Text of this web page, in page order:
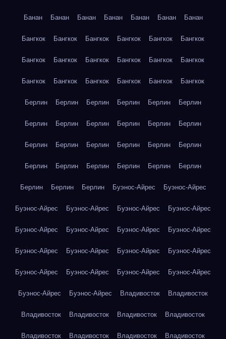
Банан Банан Банан Банан Банан Банан Банан
Бангкок Бангкок Бангкок Бангкок Бангкок Бангкок
Бангкок Бангкок Бангкок Бангкок Бангкок Бангкок
Бангкок Бангкок Бангкок Бангкок Бангкок Бангкок
Берлин Берлин Берлин Берлин Берлин Берлин
Берлин Берлин Берлин Берлин Берлин Берлин
Берлин Берлин Берлин Берлин Берлин Берлин
Берлин Берлин Берлин Берлин Берлин Берлин
Берлин Берлин Берлин Буэнос-Айрес Буэнос-Айрес
Буэнос-Айрес Буэнос-Айрес Буэнос-Айрес Буэнос-Айрес
Буэнос-Айрес Буэнос-Айрес Буэнос-Айрес Буэнос-Айрес
Буэнос-Айрес Буэнос-Айрес Буэнос-Айрес Буэнос-Айрес
Буэнос-Айрес Буэнос-Айрес Буэнос-Айрес Буэнос-Айрес
Буэнос-Айрес Буэнос-Айрес Владивосток Владивосток
Владивосток Владивосток Владивосток Владивосток
Владивосток Владивосток Владивосток Владивосток